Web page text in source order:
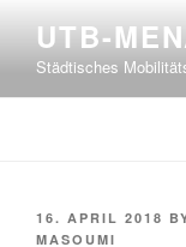
content
UTB-
Städtisches
POSTED
ON
16. APRIL 2018
MASOUMI